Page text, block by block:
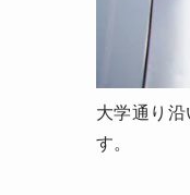
大学通り
す。